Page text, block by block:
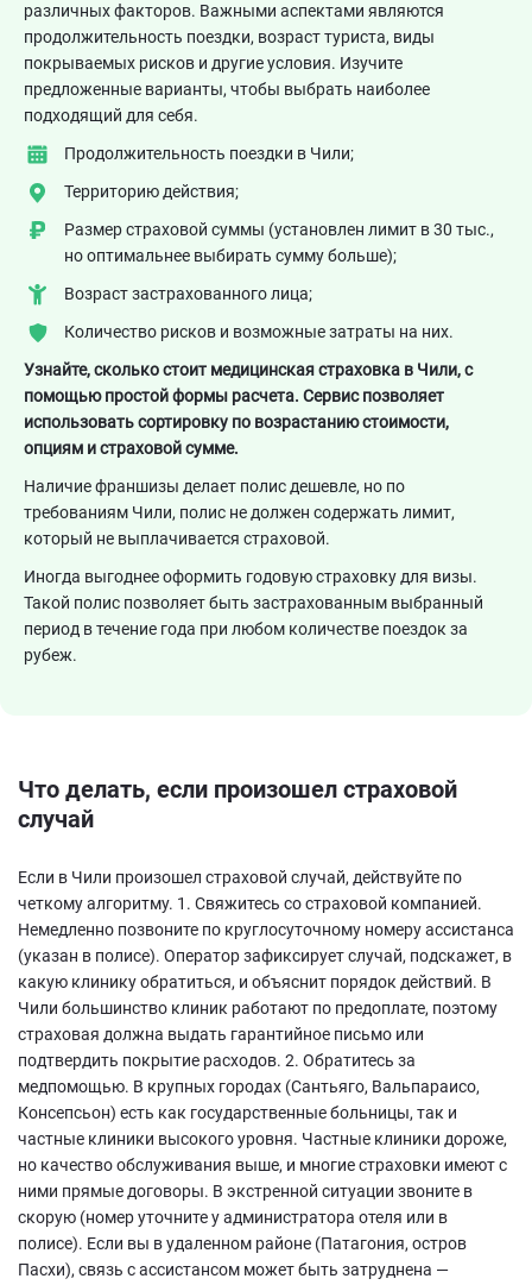
различных факторов. Важными аспектами являются
продолжительность поездки, возраст туриста, виды
покрываемых рисков и другие условия. Изучите
предложенные варианты, чтобы выбрать наиболее
подходящий для себя.
Продолжительность поездки в Чили;
Территорию действия;
Размер страховой суммы (установлен лимит в 30 тыс.,
но оптимальнее выбирать сумму больше);
Возраст застрахованного лица;
Количество рисков и возможные затраты на них.
Узнайте, сколько стоит медицинская страховка в Чили, с
помощью простой формы расчета. Сервис позволяет
использовать сортировку по возрастанию стоимости,
опциям и страховой сумме.
Наличие франшизы делает полис дешевле, но по
требованиям Чили, полис не должен содержать лимит,
который не выплачивается страховой.
Иногда выгоднее оформить годовую страховку для визы.
Такой полис позволяет быть застрахованным выбранный
период в течение года при любом количестве поездок за
рубеж.
Что делать, если произошел страховой
случай
Если в Чили произошел страховой случай, действуйте по
четкому алгоритму. 1. Свяжитесь со страховой компанией.
Немедленно позвоните по круглосуточному номеру ассистанса
(указан в полисе). Оператор зафиксирует случай, подскажет, в
какую клинику обратиться, и объяснит порядок действий. В
Чили большинство клиник работают по предоплате, поэтому
страховая должна выдать гарантийное письмо или
подтвердить покрытие расходов. 2. Обратитесь за
медпомощью. В крупных городах (Сантьяго, Вальпараисо,
Консепсьон) есть как государственные больницы, так и
частные клиники высокого уровня. Частные клиники дороже,
но качество обслуживания выше, и многие страховки имеют с
ними прямые договоры. В экстренной ситуации звоните в
скорую (номер уточните у администратора отеля или в
полисе). Если вы в удаленном районе (Патагония, остров
Пасхи), связь с ассистансом может быть затруднена —